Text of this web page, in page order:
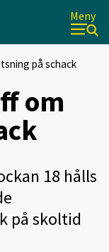
Meny
på schack
om
18 hålls
på skoltid